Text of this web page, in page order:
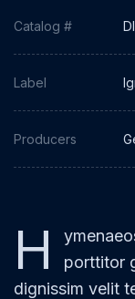
H
porttitor
dignissim velit
Catalog #
Label
Producers